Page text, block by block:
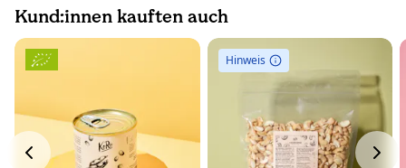
Kund:innen kauften auch
Hinweis